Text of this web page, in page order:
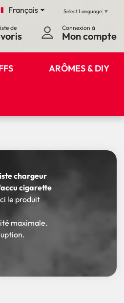
Français Select Language ▼
de Connexion à
Mon compte
ARÔMES & DIY
chargeur
cigarette
le produit
maximale.